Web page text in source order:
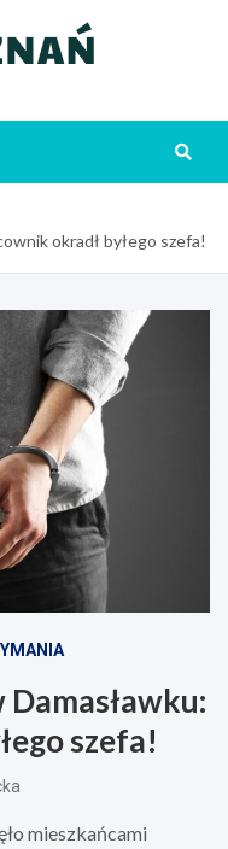
okradł byłego szefa!
szefa!
mieszkańcami